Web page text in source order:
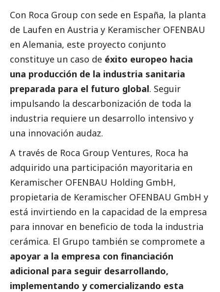
Con Roca Group con sede en España, la planta
de Laufen en Austria y Keramischer OFENBAU
en Alemania, este proyecto conjunto
constituye un caso de éxito europeo hacia
una producción de la industria sanitaria
preparada para el futuro global. Seguir
impulsando la descarbonización de toda la
industria requiere un desarrollo intensivo y
una innovación audaz.
A través de Roca Group Ventures, Roca ha
adquirido una participación mayoritaria en
Keramischer OFENBAU Holding GmbH,
propietaria de Keramischer OFENBAU GmbH y
está invirtiendo en la capacidad de la empresa
para innovar en beneficio de toda la industria
cerámica. El Grupo también se compromete a
apoyar a la empresa con financiación
adicional para seguir desarrollando,
implementando y comercializando esta